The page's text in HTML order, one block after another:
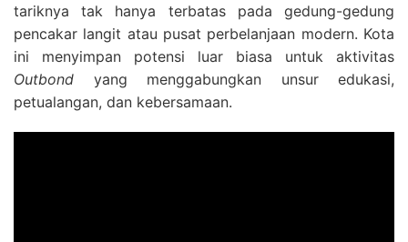
tariknya tak hanya terbatas pada gedung-gedung
pencakar langit atau pusat perbelanjaan modern. Kota
ini menyimpan potensi luar biasa untuk aktivitas
Outbond yang menggabungkan unsur edukasi,
petualangan, dan kebersamaan.